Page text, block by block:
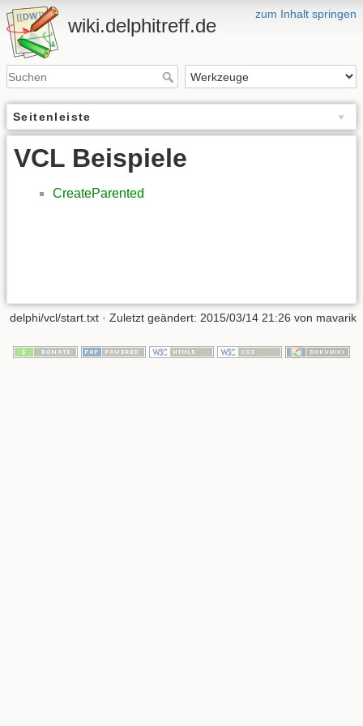
zum Inhalt springen
wiki.delphitreff.de
Seitenleiste
VCL Beispiele
CreateParented
delphi/vcl/start.txt · Zuletzt geändert: 2015/03/14 21:26 von mavarik